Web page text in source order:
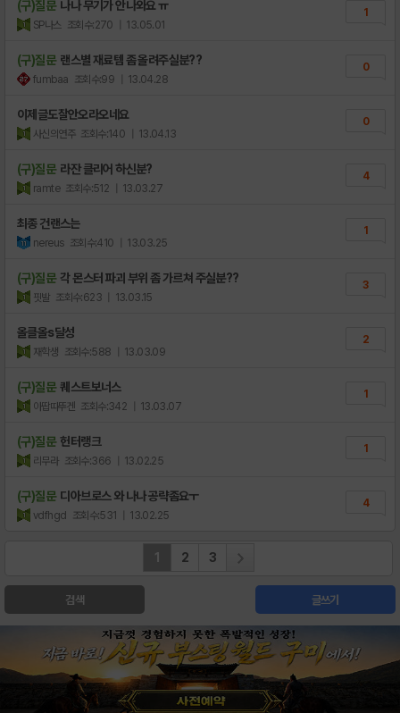
(구)질문 나나 무기가 안나와요 ㅠ
SP나스 조회수:270 | 13.05.01
1
(구)질문 랜스별 재료템 좀 올려주실분??
fumbaa 조회수:99 | 13.04.28
0
이제글도잘안오라오네요
사신의연주 조회수:140 | 13.04.13
0
(구)질문 라잔 클리어 하신분?
ramte 조회수:512 | 13.03.27
4
최종 건랜스는
nereus 조회수:410 | 13.03.25
1
(구)질문 각 몬스터 파괴 부위 좀 가르쳐 주실분??
핏발 조회수:623 | 13.03.15
3
올클올s달성
재학생 조회수:588 | 13.03.09
2
(구)질문 퀘스트보너스
아땁따뚜겐 조회수:342 | 13.03.07
1
(구)질문 헌터랭크
리무라 조회수:366 | 13.02.25
1
(구)질문 디아브로스 와 나나 공략좀요ㅜ
vdfhgd 조회수:531 | 13.02.25
4
1 2 3
검색 글쓰기